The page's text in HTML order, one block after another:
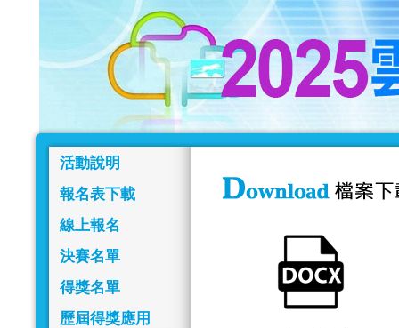
活動說明
報名表下載
線上報名
決賽名單
得獎名單
歷屆得獎應用